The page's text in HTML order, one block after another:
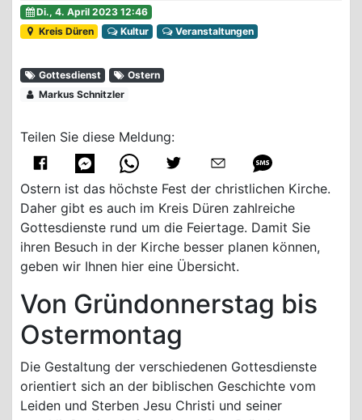
Di., 4. April 2023 12:46
Kreis Düren
Kultur Veranstaltungen
Gottesdienst
Ostern
Markus Schnitzler
Teilen Sie diese Meldung:
Ostern ist das höchste Fest der christlichen Kirche.
Daher gibt es auch im Kreis Düren zahlreiche
Gottesdienste rund um die Feiertage. Damit Sie
ihren Besuch in der Kirche besser planen können,
geben wir Ihnen hier eine Übersicht.
Von Gründonnerstag bis
Ostermontag
Die Gestaltung der verschiedenen Gottesdienste
orientiert sich an der biblischen Geschichte vom
Leiden und Sterben Jesu Christi und seiner